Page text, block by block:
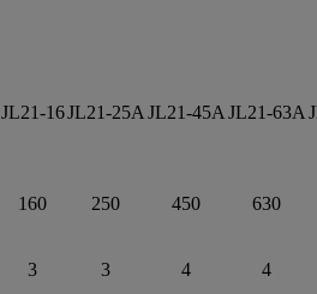
JL21-16JL21-25A JL21-45A JL21-63A
160 250 450 630
3 3 4 4